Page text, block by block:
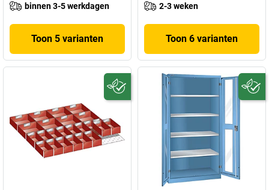
binnen 3-5 werkdagen
Toon 5 varianten
2-3 weken
Toon 6 varianten